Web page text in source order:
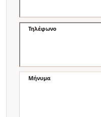
Τηλέφωνο
Μήνυμα